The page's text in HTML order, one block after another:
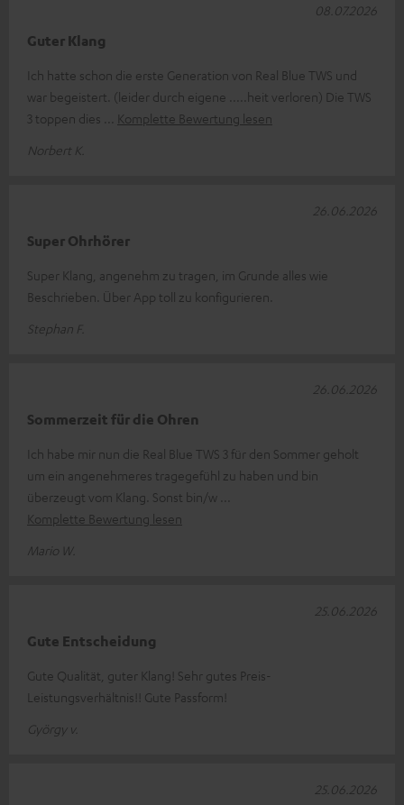
Guter Klang
Ich hatte schon die erste Generation von Real Blue TWS und
war begeistert. (leider durch eigene .....heit verloren) Die TWS
3 toppen dies
Komplette Bewertung lesen
Norbert K.
08.07.2026
Super Ohrhörer
Super Klang, angenehm zu tragen, im Grunde alles wie
Beschrieben. Über App toll zu konfigurieren.
Stephan F.
26.06.2026
Sommerzeit für die Ohren
Ich habe mir nun die Real Blue TWS 3 für den Sommer geholt
um ein angenehmeres tragegefühl zu haben und bin
überzeugt vom Klang. Sonst bin/w
Komplette Bewertung lesen
Mario W.
26.06.2026
Gute Entscheidung
Gute Qualität, guter Klang! Sehr gutes Preis-
Leistungsverhältnis!! Gute Passform!
György v.
25.06.2026
25.06.2026